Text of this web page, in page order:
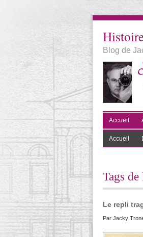
Blog de
Accueil
Accueil
Tags
Le repli
Par Jacky